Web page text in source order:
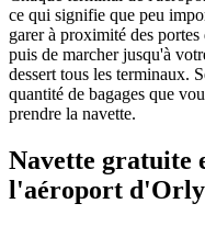
ce qui signifie que peu
garer à proximité des
puis de marcher jusqu'à
dessert tous les terminaux.
quantité de bagages que
prendre la navette.
Navette gratuite
l'aéroport d'Orly